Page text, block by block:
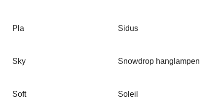
Pla Sidus
Sky Snowdrop hanglampen
Soft Soleil